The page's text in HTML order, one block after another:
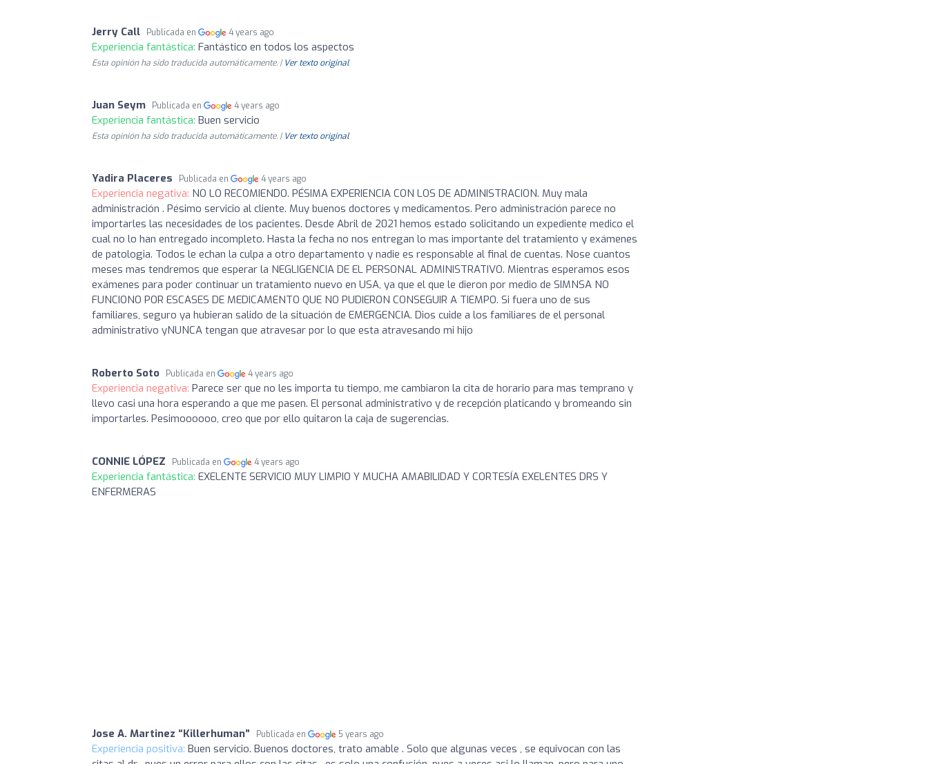
Jerry Call Publicada en 4 years ago
Experiencia fantástica: Fantástico en todos los aspectos
Esta opinión ha sido traducida automáticamente. | Ver texto original
Juan Seym Publicada en 4 years ago
Experiencia fantástica: Buen servicio
Esta opinión ha sido traducida automáticamente. | Ver texto original
Yadira Placeres Publicada en 4 years ago
Experiencia negativa: NO LO RECOMIENDO. PÉSIMA EXPERIENCIA CON LOS DE ADMINISTRACION. Muy mala
administración . Pésimo servicio al cliente. Muy buenos doctores y medicamentos. Pero administración parece no
importarles las necesidades de los pacientes. Desde Abril de 2021 hemos estado solicitando un expediente medico el
cual no lo han entregado incompleto. Hasta la fecha no nos entregan lo mas importante del tratamiento y exámenes
de patologia. Todos le echan la culpa a otro departamento y nadie es responsable al final de cuentas. Nose cuantos
meses mas tendremos que esperar la NEGLIGENCIA DE EL PERSONAL ADMINISTRATIVO. Mientras esperamos esos
exámenes para poder continuar un tratamiento nuevo en USA, ya que el que le dieron por medio de SIMNSA NO
FUNCIONO POR ESCASES DE MEDICAMENTO QUE NO PUDIERON CONSEGUIR A TIEMPO. Si fuera uno de sus
familiares, seguro ya hubieran salido de la situación de EMERGENCIA. Dios cuide a los familiares de el personal
administrativo yNUNCA tengan que atravesar por lo que esta atravesando mi hijo
Roberto Soto Publicada en 4 years ago
Experiencia negativa: Parece ser que no les importa tu tiempo, me cambiaron la cita de horario para mas temprano y
llevo casi una hora esperando a que me pasen. El personal administrativo y de recepción platicando y bromeando sin
importarles. Pesimoooooo, creo que por ello quitaron la caja de sugerencias.
CONNIE LÓPEZ Publicada en 4 years ago
Experiencia fantástica: EXELENTE SERVICIO MUY LIMPIO Y MUCHA AMABILIDAD Y CORTESÍA EXELENTES DRS Y
ENFERMERAS
Jose A. Martinez “Killerhuman” Publicada en 5 years ago
Experiencia positiva: Buen servicio. Buenos doctores, trato amable . Solo que algunas veces , se equivocan con las